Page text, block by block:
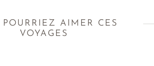
POURRIEZ AIMER CES
VOYAGES